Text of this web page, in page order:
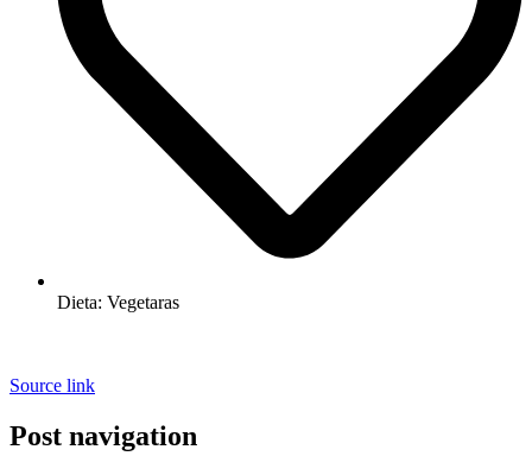
Dieta: Vegetaras
Source link
Post navigation